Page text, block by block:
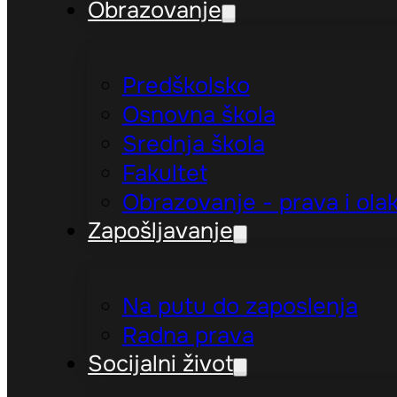
Obrazovanje
Predškolsko
Osnovna škola
Srednja škola
Fakultet
Obrazovanje - prava i
Zapošljavanje
Na putu do zaposlenja
Radna prava
Socijalni život